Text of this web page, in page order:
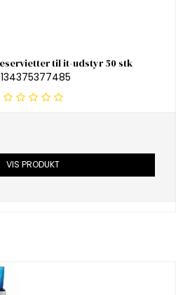
til it-udstyr 50 stk
VIS PRODUKT